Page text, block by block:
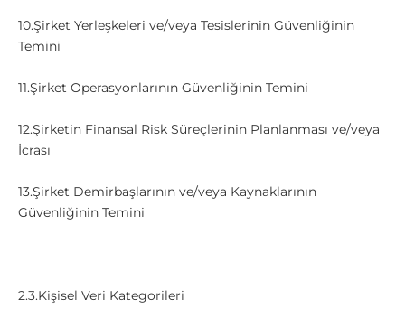
10.Şirket Yerleşkeleri ve/veya Tesislerinin Güvenliğinin
Temini
11.Şirket Operasyonlarının Güvenliğinin Temini
12.Şirketin Finansal Risk Süreçlerinin Planlanması ve/veya
İcrası
13.Şirket Demirbaşlarının ve/veya Kaynaklarının
Güvenliğinin Temini
2.3.Kişisel Veri Kategorileri